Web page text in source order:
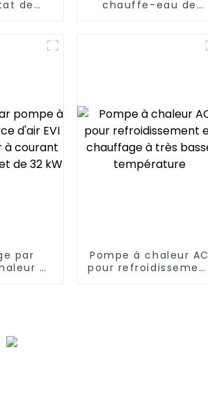
de
chauffe-eau de
basse température
par
à
Pompe à chaleur AC
pour refroidissement